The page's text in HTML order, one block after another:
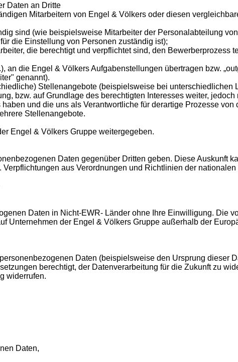
Daten an Dritte
Mitarbeitern von Engel & Völkers oder diesen
sind (wie beispielsweise Mitarbeiter der Personalabteilung
die Einstellung von Personen zuständig ist);
die berechtigt und verpflichtet sind, den Bewerberprozess
an die Engel & Völkers Aufgabenstellungen übertragen bzw.
genannt).
Stellenangebote (beispielsweise bei unterschiedlichen
bzw. auf Grundlage des berechtigten Interesses weiter,
und die uns als Verantwortliche für derartige Prozesse
Stellenangebote.
Engel & Völkers Gruppe weitergegeben.
Daten gegenüber Dritten geben. Diese Auskunft
aus Verordnungen und Richtlinien der
Daten in Nicht-EWR- Länder ohne Ihre Einwilligung. Die
Unternehmen der Engel & Völkers Gruppe außerhalb der
Daten (beispielsweise den Ursprung dieser
berechtigt, der Datenverarbeitung für die Zukunft zu
widerrufen.
Daten,